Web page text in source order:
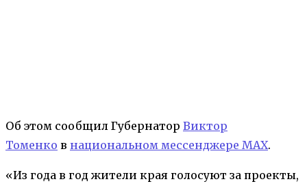
Об этом сообщил Губернатор Виктор
Томенко в национальном мессенджере MAX.
«Из года в год жители края голосуют за проекты,